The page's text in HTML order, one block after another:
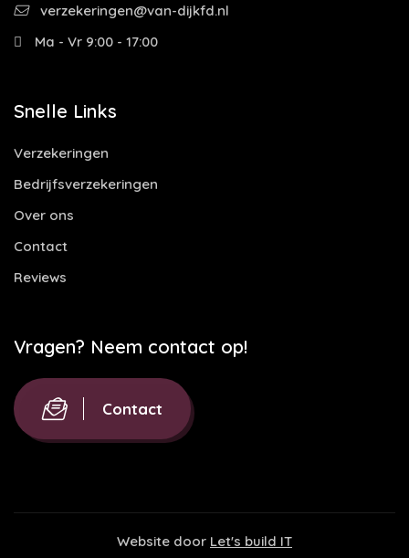
verzekeringen@van-dijkfd.nl
Ma - Vr 9:00 - 17:00
Snelle Links
Verzekeringen
Bedrijfsverzekeringen
Over ons
Contact
Reviews
Vragen? Neem contact op!
Contact
Website door Let's build IT